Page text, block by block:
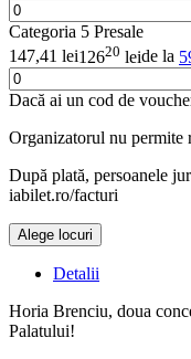
Categoria 5 Presale
147,41 lei12620 leide la
Dacă ai un cod de
Organizatorul nu permite
După plată, persoanele
iabilet.ro/facturi
Alege locuri
Detalii
Horia Brenciu, doua
Palatului!